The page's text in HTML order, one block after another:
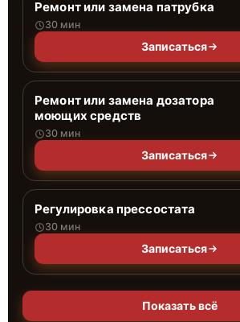
Ремонт или замена патрубка
30 мин
Записаться
Ремонт или замена дозатора
моющих средств
30 мин
Записаться
Регулировка прессостата
30 мин
Записаться
Показать всё